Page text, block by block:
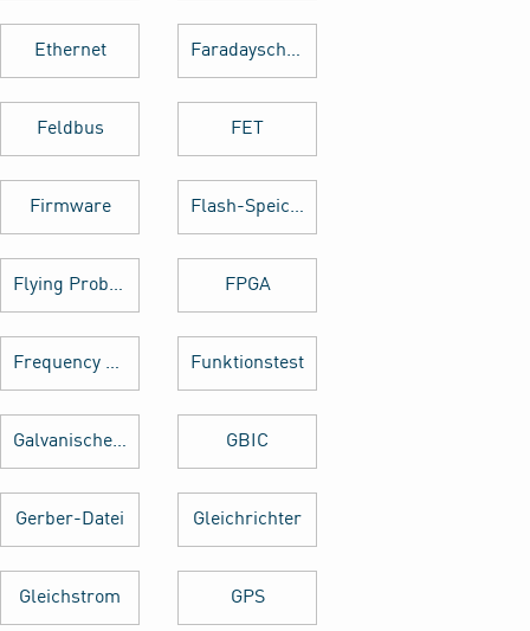
Ethernet Faradayscher Käfig
Feldbus FET
Firmware Flash-Speicher
Flying Probe Test FPGA
Frequency Hopping Funktionstest
Galvanische Trennung GBIC
Gerber-Datei Gleichrichter
Gleichstrom GPS